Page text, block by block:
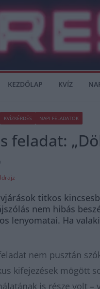
KEZDŐLAP KVÍZ
KVÍZKÉRDÉS NAPI FELADATOK
feladat:
titkos
nem hibás
lenyomatai. Ha
nem pusztán
kifejezések mögött
is része volt –